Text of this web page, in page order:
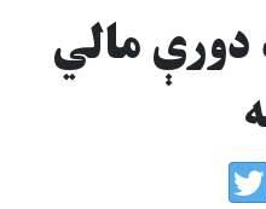
دورې مالي